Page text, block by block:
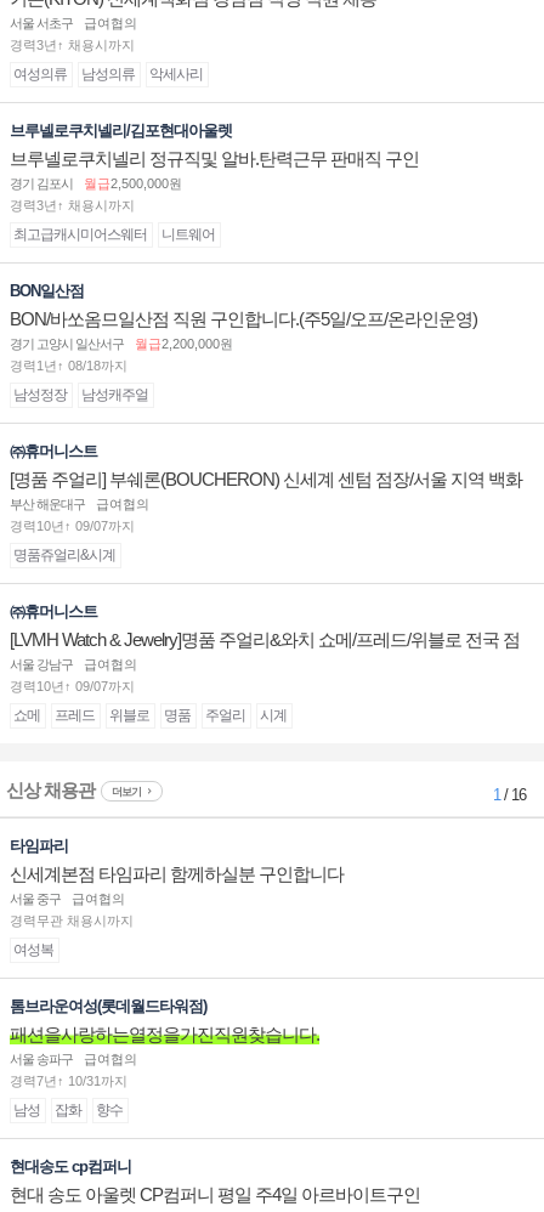
서울 서초구
급여협의
경력3년↑ 채용시까지
여성의류 남성의류 악세사리
브루넬로쿠치넬리/김포현대아울렛
브루넬로쿠치넬리 정규직및 알바.탄력근무 판매직 구인
경기 김포시 월급2,500,000원
경력3년↑ 채용시까지
최고급캐시미어스웨터 니트웨어
BON일산점
BON/바쏘옴므일산점 직원 구인합니다.(주5일/오프/온라인운영)
경기 고양시 일산서구 월급2,200,000원
경력1년↑ 08/18까지
남성정장 남성캐주얼
㈜휴머니스트
[명품 주얼리] 부쉐론(BOUCHERON) 신세계 센텀 점장/서울 지역 백화
점 판매사원 채용
부산 해운대구
급여협의
경력10년↑ 09/07까지
명품쥬얼리&시계
㈜휴머니스트
[LVMH Watch & Jewelry]명품 주얼리&와치 쇼메/프레드/위블로 전국 점
장/부점장/판매사원 채용
서울 강남구
급여협의
경력10년↑ 09/07까지
쇼메 프레드 위블로 명품 주얼리 시계
신상 채용관 더보기 1/ 16
타임파리
신세계본점 타임파리 함께하실분 구인합니다
서울 중구
급여협의
경력무관 채용시까지
여성복
톰브라운여성(롯데월드타워점)
패션을사랑하는열정을가진직원찾습니다.
서울 송파구
급여협의
경력7년↑ 10/31까지
남성 잡화 향수
현대송도 cp컴퍼니
현대 송도 아울렛 CP컴퍼니 평일 주4일 아르바이트구인